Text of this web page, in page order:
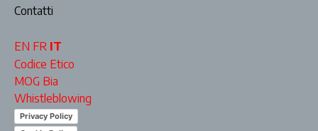
Contatti
EN FR IT
Codice Etico
MOG Bia
Whistleblowing
Privacy Policy